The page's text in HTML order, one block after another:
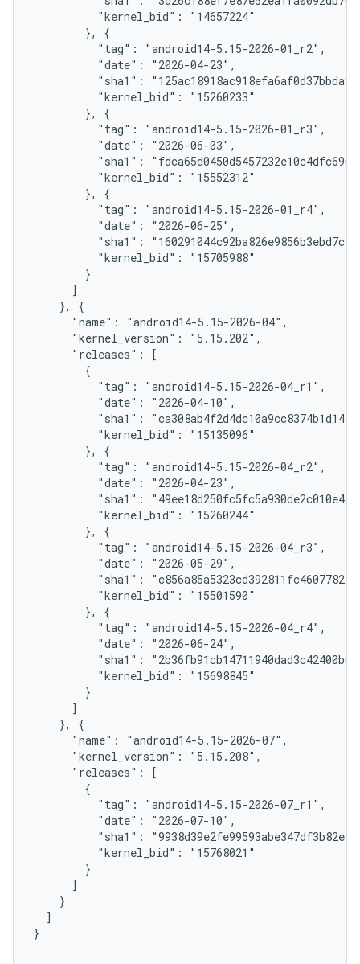
          "kernel_bid": "14657224"
        }, {
          "tag": "android14-5.15-2026-01_r2",
          "date": "2026-04-23",
"sha1":
          "kernel_bid": "15260233"
        }, {
          "tag": "android14-5.15-2026-01_r3",
          "date": "2026-06-03",
"sha1":
          "kernel_bid": "15552312"
        }, {
          "tag": "android14-5.15-2026-01_r4",
          "date": "2026-06-25",
"sha1":
          "kernel_bid": "15705988"
        }
      ]
    }, {
      "name": "android14-5.15-2026-04",
      "kernel_version": "5.15.202",
      "releases": [
        {
          "tag": "android14-5.15-2026-04_r1",
          "date": "2026-04-10",
"sha1":
          "kernel_bid": "15135096"
        }, {
          "tag": "android14-5.15-2026-04_r2",
          "date": "2026-04-23",
"sha1":
          "kernel_bid": "15260244"
        }, {
          "tag": "android14-5.15-2026-04_r3",
          "date": "2026-05-29",
"sha1":
          "kernel_bid": "15501590"
        }, {
          "tag": "android14-5.15-2026-04_r4",
          "date": "2026-06-24",
"sha1":
          "kernel_bid": "15698845"
        }
      ]
    }, {
      "name": "android14-5.15-2026-07",
      "kernel_version": "5.15.208",
      "releases": [
        {
          "tag": "android14-5.15-2026-07_r1",
          "date": "2026-07-10",
"sha1":
          "kernel_bid": "15768021"
        }
      ]
    }
  ]
}